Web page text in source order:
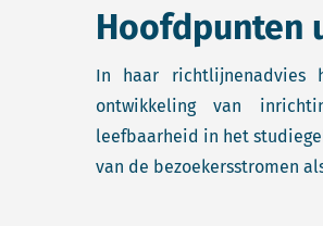
Hoofdpunten
In haar richtlijnenadvies
ontwikkeling van
leefbaarheid in het
van de bezoekersstromen